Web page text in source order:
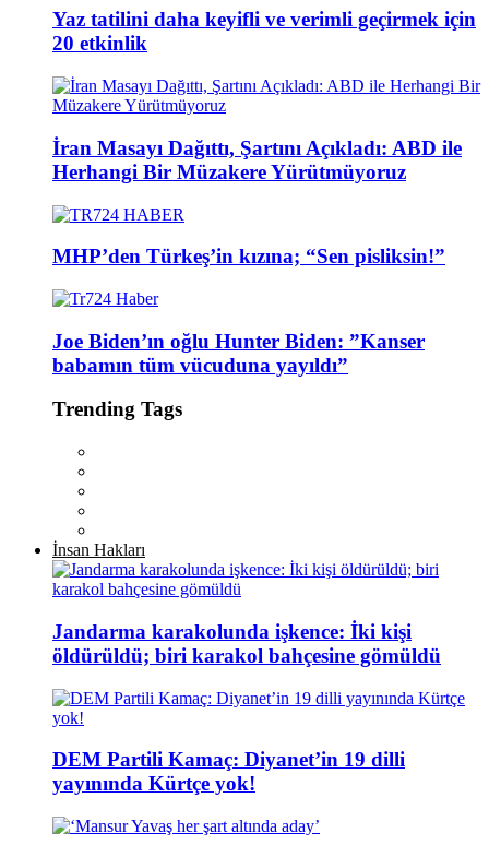
Yaz tatilini daha keyifli ve verimli geçirmek için
20 etkinlik
İran Masayı Dağıttı, Şartını Açıkladı: ABD ile
Herhangi Bir Müzakere Yürütmüyoruz
MHP’den Türkeş’in kızına; “Sen pisliksin!”
Joe Biden’ın oğlu Hunter Biden: ”Kanser
babamın tüm vücuduna yayıldı”
Trending Tags
İnsan Hakları
Jandarma karakolunda işkence: İki kişi
öldürüldü; biri karakol bahçesine gömüldü
DEM Partili Kamaç: Diyanet’in 19 dilli
yayınında Kürtçe yok!